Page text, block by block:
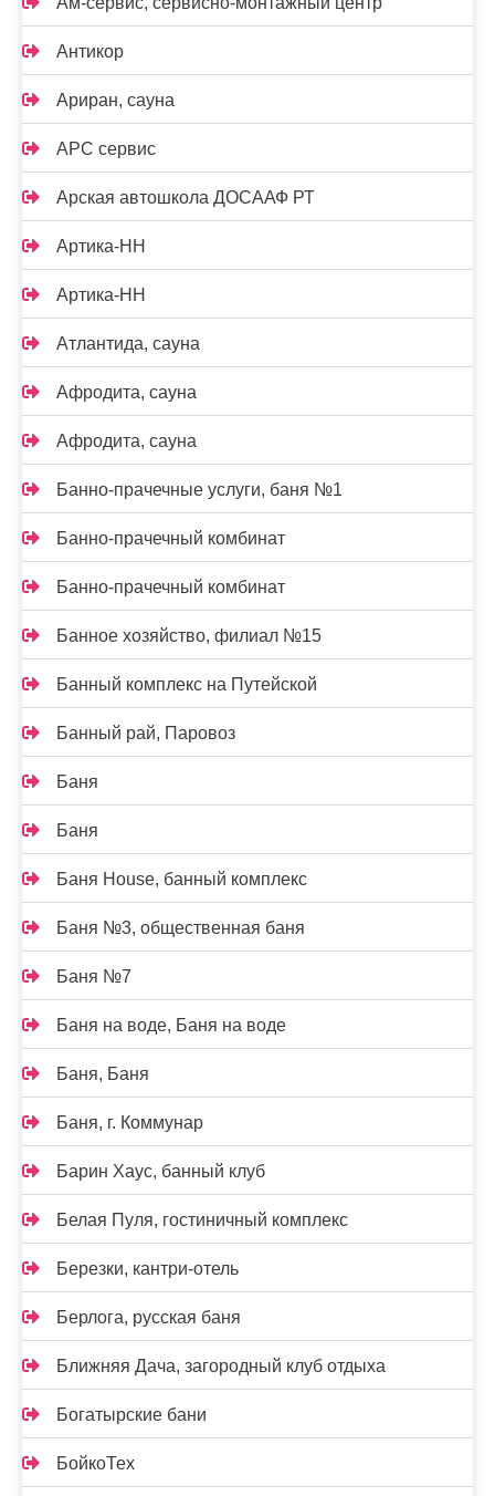
Антикор
Ариран, сауна
АРС сервис
Арская автошкола ДОСААФ РТ
Артика-НН
Артика-НН
Атлантида, сауна
Афродита, сауна
Афродита, сауна
Банно-прачечные услуги, баня №1
Банно-прачечный комбинат
Банно-прачечный комбинат
Банное хозяйство, филиал №15
Банный комплекс на Путейской
Банный рай, Паровоз
Баня
Баня
Баня House, банный комплекс
Баня №3, общественная баня
Баня №7
Баня на воде, Баня на воде
Баня, Баня
Баня, г. Коммунар
Барин Хаус, банный клуб
Белая Пуля, гостиничный комплекс
Березки, кантри-отель
Берлога, русская баня
Ближняя Дача, загородный клуб отдыха
Богатырские бани
БойкоТех